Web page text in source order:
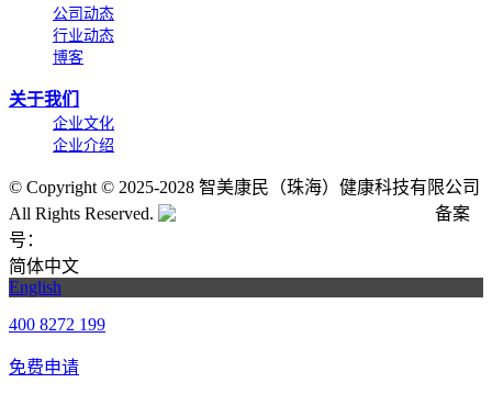
公司动态
行业动态
博客
关于我们
企业文化
企业介绍
© Copyright © 2025-2028 智美康民（珠海）健康科技有限公司
All Rights Reserved.
备案
号：
简体中文
English
400 8272 199
免费申请